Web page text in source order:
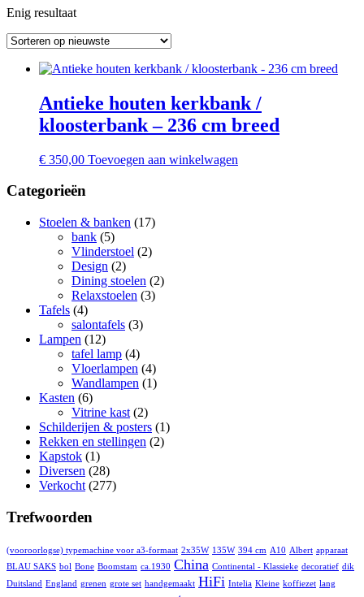
Enig resultaat
Antieke houten kerkbank /
kloosterbank – 236 cm breed
€ 350,00 Toevoegen aan winkelwagen
Categorieën
Stoelen & banken (17)
bank (5)
Vlinderstoel (2)
Design (2)
Dining stoelen (2)
Relaxstoelen (3)
Tafels (4)
salontafels (3)
Lampen (12)
tafel lamp (4)
Vloerlampen (4)
Wandlampen (1)
Kasten (6)
Vitrine kast (2)
Schilderijen & posters (1)
Rekken en stellingen (2)
Kapstok (1)
Diversen (28)
Verkocht (277)
Trefwoorden
(vooroorlogse) typemachine voor a3-formaat 2x35W 135W 394 cm A10 Albert apparaat
BLAU SAKS bol Bone Boomstam ca.1930 China Continental - Klassieke decoratief dik
Duitsland England grenen grote set handgemaakt HiFi Intelia Kleine koffiezet lang